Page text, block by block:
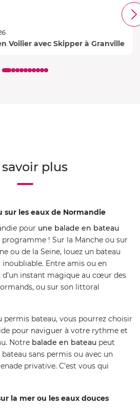
Voilier avec Skipper à Granville
savoir plus
sur les eaux de Normandie
pour une balade en bateau
! Sur la Manche ou sur
ou de la Seine, louez un bateau
Entre amis ou en
instant magique au cœur des
ou sur son littoral
permis bateau, vous pourrez choisir
pour naviguer à votre rythme et
Notre balade en bateau peut
bateau sans permis ou avec un
privative. C’est vous qui
la mer ou les eaux douces